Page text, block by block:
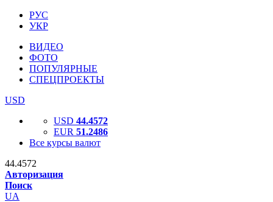
РУС
УКР
ВИДЕО
ФОТО
ПОПУЛЯРНЫЕ
СПЕЦПРОЕКТЫ
USD
USD 44.4572
EUR 51.2486
Все курсы валют
44.4572
Авторизация
Поиск
UA